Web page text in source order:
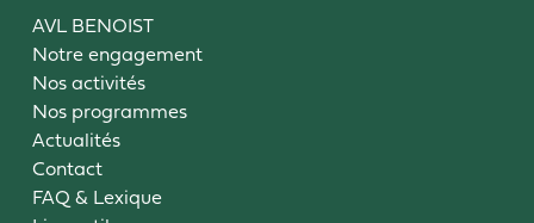
AVL BENOIST
Notre engagement
Nos activités
Nos programmes
Actualités
Contact
FAQ & Lexique